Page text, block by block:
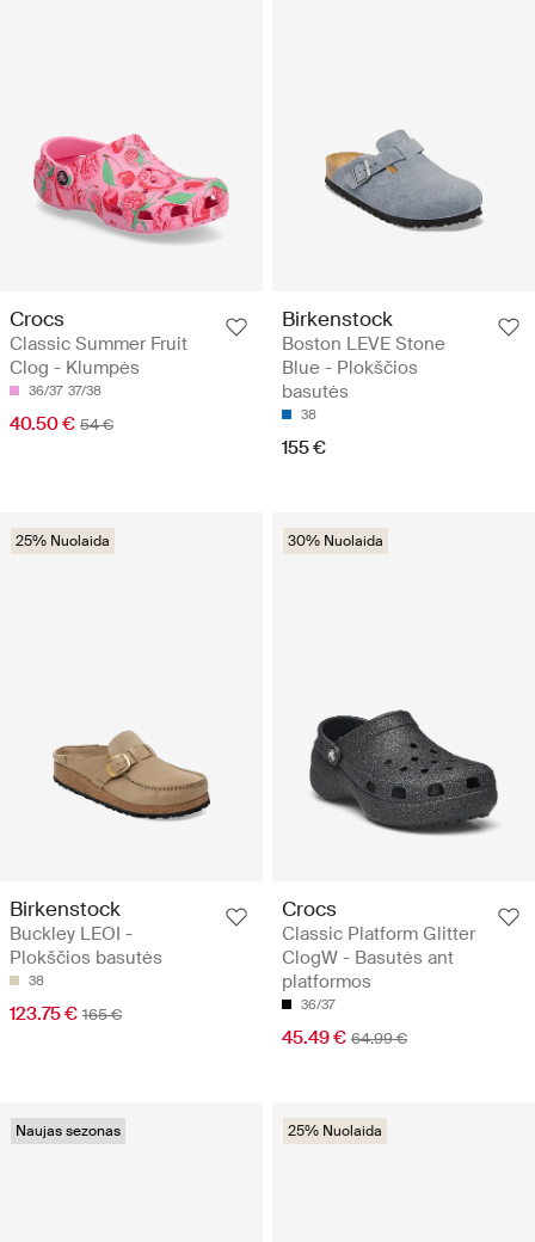
Crocs
Classic Summer Fruit
Clog - Klumpės
36/37 37/38
40.50 € 54 €
Birkenstock
Boston LEVE Stone
Blue - Plokščios
basutės
38
155 €
25% Nuolaida
Birkenstock
Buckley LEOI -
Plokščios basutės
38
123.75 € 165 €
30% Nuolaida
Crocs
Classic Platform Glitter
ClogW - Basutės ant
platformos
36/37
45.49 € 64.99 €
Naujas sezonas 25% Nuolaida